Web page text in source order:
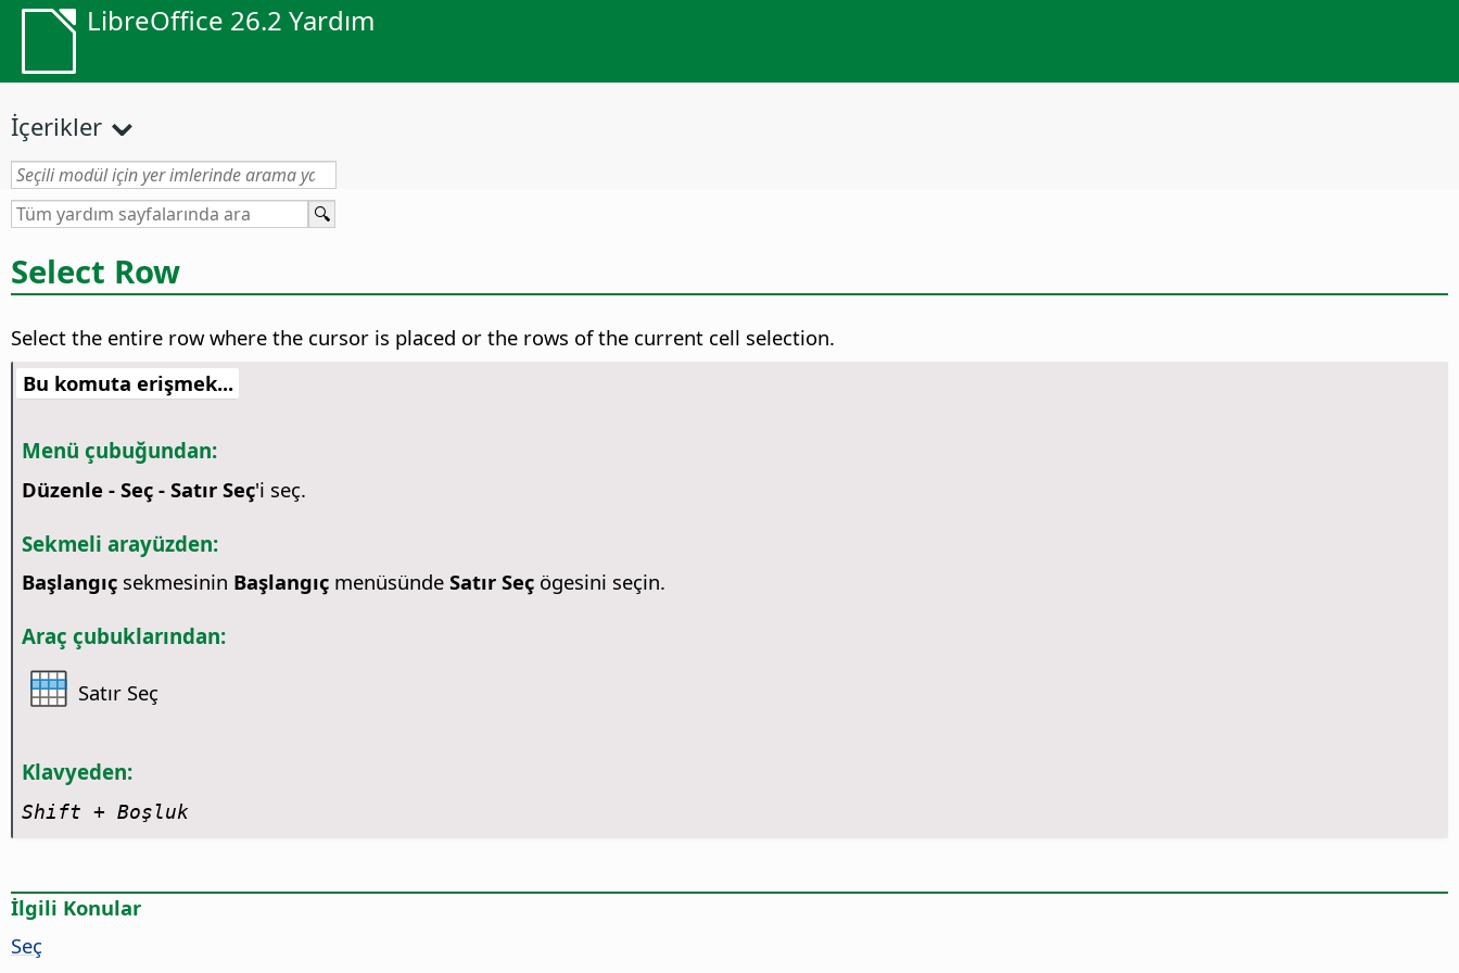
LibreOffice 26.2 Yardım
İçerikler
Select Row
Select the entire row where the cursor is placed or the rows of the current cell selection.
Bu komuta erişmek...
Menü çubuğundan:
Düzenle - Seç - Satır Seç'i seç.
Sekmeli arayüzden:
Başlangıçsekmesinin Başlangıçmenüsünde Satır Seçögesini seçin.
Araç çubuklarından:
Satır Seç
Klavyeden:
Shift + Boşluk
İlgili Konular
Seç